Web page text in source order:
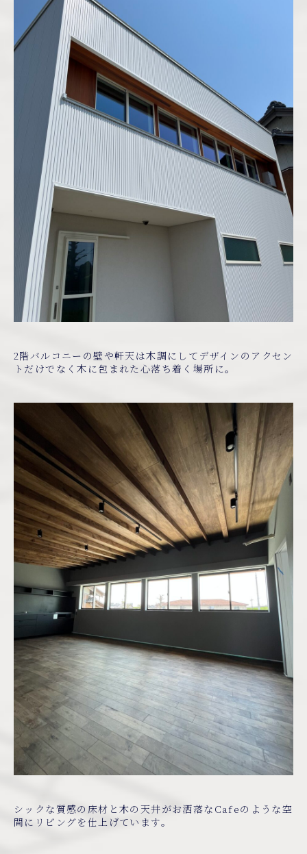
2階バルコニーの壁や軒天は木調にしてデザインのアクセン
トだけでなく木に包まれた心落ち着く場所に。
シックな質感の床材と木の天井がお洒落なCafeのような空
間にリビングを仕上げています。